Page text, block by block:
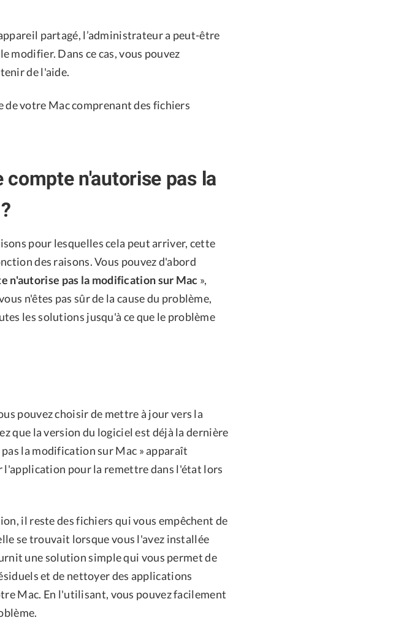
partagé, l’administrateur a peut-être
modifier. Dans ce cas, vous pouvez
de l'aide.
votre Mac comprenant des fichiers
n'autorise pas la
pour lesquelles cela peut arriver, cette
des raisons. Vous pouvez d'abord
n'autorise pas la modification sur Mac »,
n'êtes pas sûr de la cause du problème,
les solutions jusqu'à ce que le problème
pouvez choisir de mettre à jour vers la
que la version du logiciel est déjà la dernière
la modification sur Mac » apparaît
l'application pour la remettre dans l'état lors
il reste des fichiers qui vous empêchent de
se trouvait lorsque vous l'avez installée
une solution simple qui vous permet de
et de nettoyer des applications
Mac. En l'utilisant, vous pouvez facilement